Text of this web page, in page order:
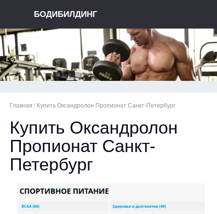
БОДИБИЛДИНГ
Главная / Купить Оксандролон Пропионат Санкт-Петербург
Купить Оксандролон
Пропионат Санкт-
Петербург